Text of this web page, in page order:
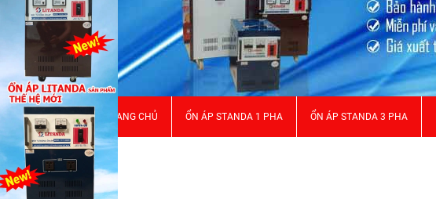
TRANG CHỦ ỔN ÁP STANDA 1 PHA ỔN ÁP STANDA 3 PHA